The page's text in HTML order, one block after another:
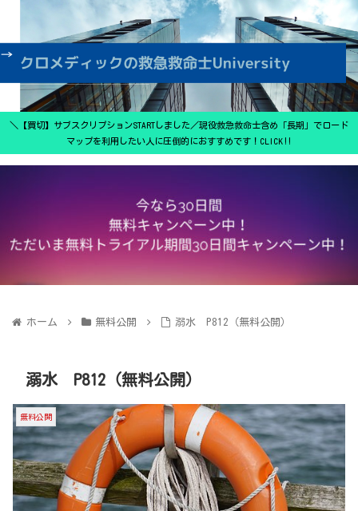
＼【買切】サブスクリプションSTARTしました／現役救急救命士含め「長期」でロード
マップを利用したい人に圧倒的におすすめです！CLICK‼
ホーム 無料公開 溺水 P812（無料公開）
溺水 P812（無料公開）
無料公開